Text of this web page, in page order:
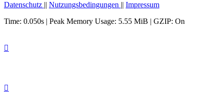
Datenschutz || Nutzungsbedingungen || Impressum
Time: 0.050s | Peak Memory Usage: 5.55 MiB | GZIP: On